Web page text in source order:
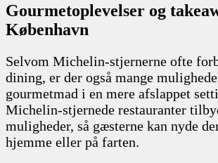
Gourmetoplevelser og
København
Selvom Michelin-stjernerne ofte
dining, er der også mange
gourmetmad i en mere afslappet
Michelin-stjernede restauranter
muligheder, så gæsterne kan nyde
hjemme eller på farten.